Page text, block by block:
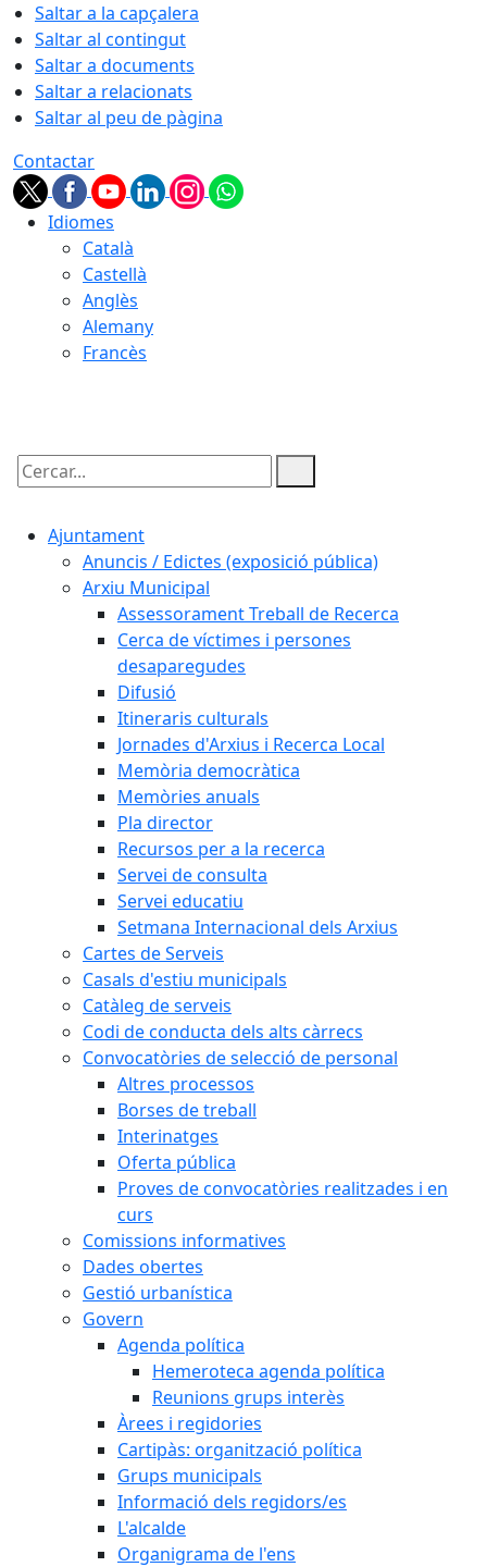
Saltar a la capçalera
Saltar al contingut
Saltar a documents
Saltar a relacionats
Saltar al peu de pàgina
Contactar
Idiomes
Català
Castellà
Anglès
Alemany
Francès
Cercar:
Ajuntament
Anuncis / Edictes (exposició pública)
Arxiu Municipal
Assessorament Treball de Recerca
Cerca de víctimes i persones
desaparegudes
Difusió
Itineraris culturals
Jornades d'Arxius i Recerca Local
Memòria democràtica
Memòries anuals
Pla director
Recursos per a la recerca
Servei de consulta
Servei educatiu
Setmana Internacional dels Arxius
Cartes de Serveis
Casals d'estiu municipals
Catàleg de serveis
Codi de conducta dels alts càrrecs
Convocatòries de selecció de personal
Altres processos
Borses de treball
Interinatges
Oferta pública
Proves de convocatòries realitzades i en
curs
Comissions informatives
Dades obertes
Gestió urbanística
Govern
Agenda política
Hemeroteca agenda política
Reunions grups interès
Àrees i regidories
Cartipàs: organització política
Grups municipals
Informació dels regidors/es
L'alcalde
Organigrama de l'ens